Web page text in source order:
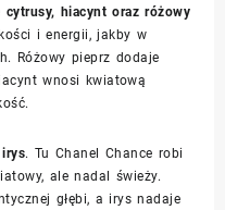
cytrusy, hiacynt oraz różowy
i energii, jakby w
Różowy pieprz dodaje
wnosi kwiatową
. Tu Chanel Chance robi
ale nadal świeży.
głębi, a irys nadaje